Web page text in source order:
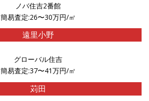
ノバ住吉2番館
簡易査定:26〜30万円/㎡
遠里小野
グローバル住吉
簡易査定:37〜41万円/㎡
苅田